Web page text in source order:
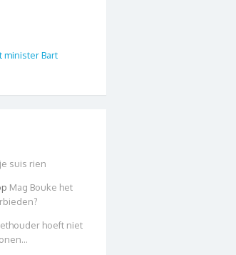
minister Bart
je suis rien
Mag Bouke het
hoeft niet